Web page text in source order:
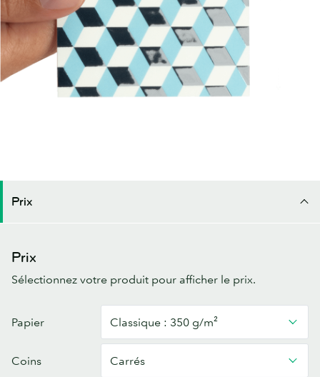
Prix
Prix
Sélectionnez votre produit pour afficher le prix.
De
Carrées
Papier Classique : 350 g/m²
Coins Carrés